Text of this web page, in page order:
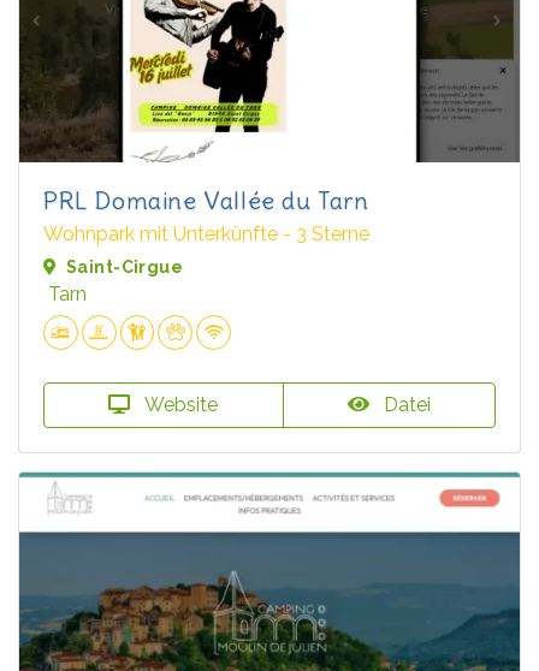
PRL Domaine Vallée du Tarn
Wohnpark mit Unterkünfte - 3 Sterne
Saint-Cirgue
Tarn
Website Datei